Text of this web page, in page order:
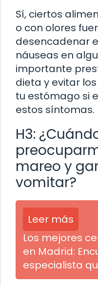
Sí, ciertos
o con olores
desencadenar
náuseas en
importante
dieta y evitar
tu estómago si
estos síntomas.
H3:
mareo y
vomitar?
Leer más
Los mejores
en Madrid:
especialista